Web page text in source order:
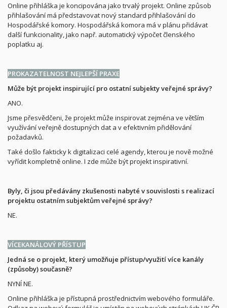
Online přihláška je koncipována jako trvalý projekt. Online způsob
přihlašování má představovat nový standard přihlašování do
Hospodářské komory. Hospodářská komora má v plánu přidávat
další funkcionality, jako např. automatický výpočet členského
poplatku aj.
PROKAZATELNOST NEJLEPŠÍ PRAXE
Může být projekt inspirující pro ostatní subjekty veřejné správy?
ANO.
Jsme přesvědčeni, že projekt může inspirovat zejména ve větším
využívání veřejně dostupných dat a v efektivním přidělování
požadavků.
Také došlo fakticky k digitalizaci celé agendy, kterou je nově možné
vyřídit kompletně online. I zde může být projekt inspirativní.
Byly, či jsou předávány zkušenosti nabyté v souvislosti s realizací
projektu ostatním subjektům veřejné správy?
NE.
VÍCEKANÁLOVÝ PŘÍSTUP
Jedná se o projekt, který umožňuje přístup/využití více kanály
(způsoby) současně?
NYNÍ NE.
Online přihláška je přístupná prostřednictvím webového formuláře.